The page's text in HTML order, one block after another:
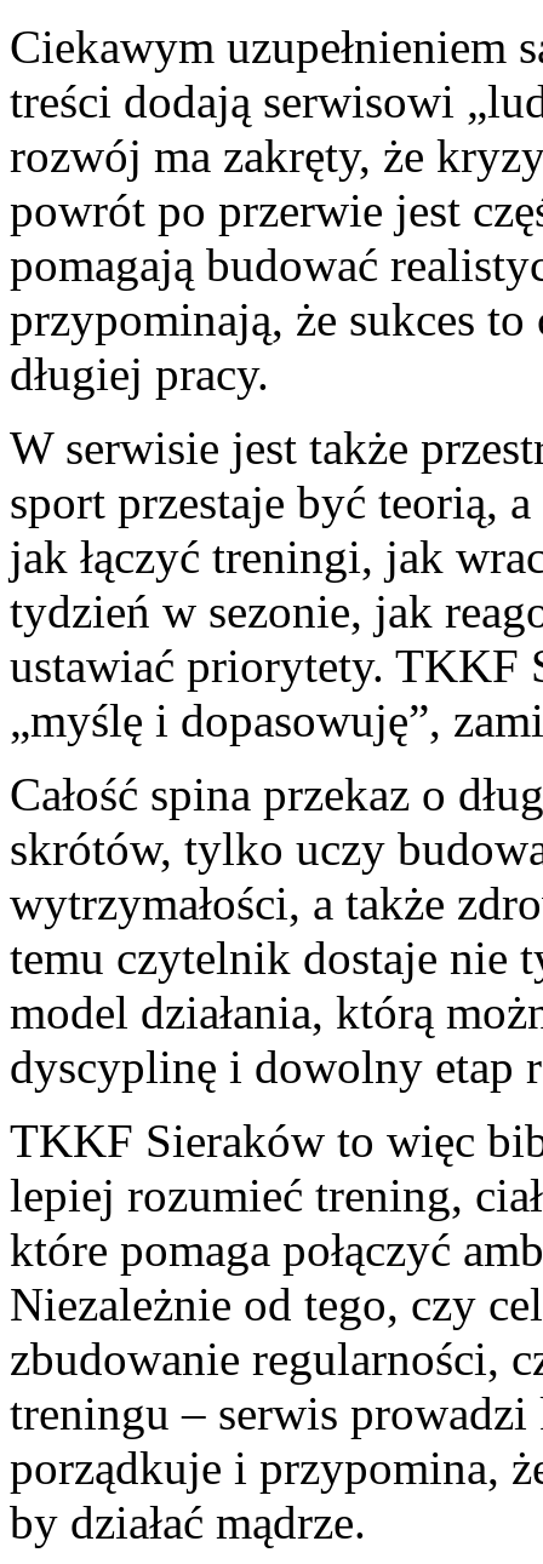
Ciekawym uzupełnieniem
treści dodają serwisowi
rozwój ma zakręty, że
powrót po przerwie jest
pomagają budować
przypominają, że sukces
długiej pracy.
W serwisie jest także
sport przestaje być teorią,
jak łączyć treningi, jak
tydzień w sezonie, jak
ustawiać priorytety. TKKF
„myślę i dopasowuję”,
Całość spina przekaz o
skrótów, tylko uczy
wytrzymałości, a także
temu czytelnik dostaje nie
model działania, którą
dyscyplinę i dowolny etap
TKKF Sieraków to więc
lepiej rozumieć trening,
które pomaga połączyć
Niezależnie od tego, czy
zbudowanie regularności,
treningu – serwis
porządkuje i przypomina,
by działać mądrze.